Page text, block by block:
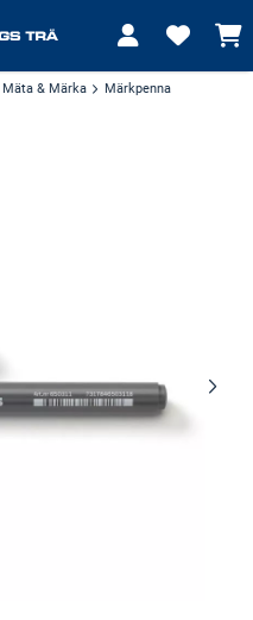
Mäta & Märka Märkpenna